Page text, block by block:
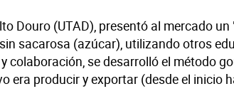
Douro (UTAD), presentó al mercado
sacarosa (azúcar), utilizando otros
se desarrolló el método
era producir y exportar (desde el inicio